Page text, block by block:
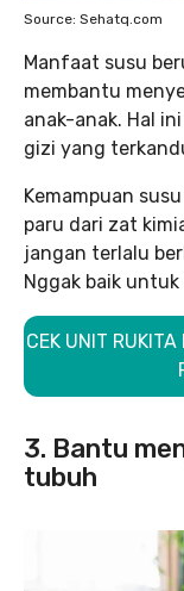
Source: Sehatq.com
Manfaat susu
membantu
anak-anak. Hal
gizi yang
Kemampuan
paru dari zat
jangan terlalu
Nggak baik
CEK UNIT
3. Bantu
tubuh